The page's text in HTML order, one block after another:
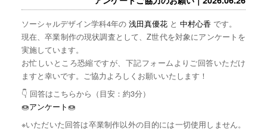
ソーシャルデザイン学科4年の 浅田真優花と 中村心香 です。
現在、卒業制作の現状調査として、Z世代を対象にアンケートを
実施しています。
お忙しいところ恐縮ですが、下記フォームよりご回答いただけ
ますと幸いです。ご協力よろしくお願いいたします！
👇 回答はこちらから（目安：約3分）
🍩アンケート🍩
※いただいた回答は卒業制作以外の目的には一切使用しません。